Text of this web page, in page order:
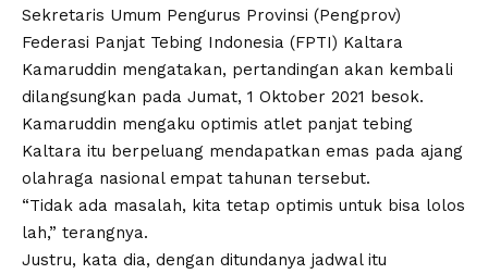
Sekretaris Umum Pengurus Provinsi (Pengprov)
Federasi Panjat Tebing Indonesia (FPTI) Kaltara
Kamaruddin mengatakan, pertandingan akan kembali
dilangsungkan pada Jumat, 1 Oktober 2021 besok.
Kamaruddin mengaku optimis atlet panjat tebing
Kaltara itu berpeluang mendapatkan emas pada ajang
olahraga nasional empat tahunan tersebut.
“Tidak ada masalah, kita tetap optimis untuk bisa lolos
lah,” terangnya.
Justru, kata dia, dengan ditundanya jadwal itu